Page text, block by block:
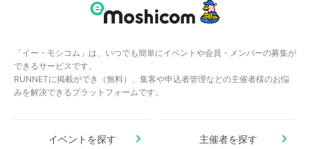
「イー・モシコム」は、いつでも簡単にイベントや会員・メンバーの募集が
できるサービスです。
RUNNETに掲載ができ（無料）、集客や申込者管理などの主催者様のお悩
みを解決できるプラットフォームです。
イベントを探す 主催者を探す